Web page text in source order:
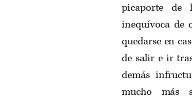
picaporte de
inequívoca de
quedarse en
de salir e ir
demás
mucho más